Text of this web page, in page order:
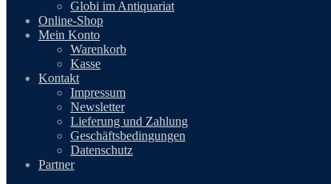
Globi im Antiquariat
Online-Shop
Mein Konto
Warenkorb
Kasse
Kontakt
Impressum
Newsletter
Lieferung und Zahlung
Geschäftsbedingungen
Datenschutz
Partner